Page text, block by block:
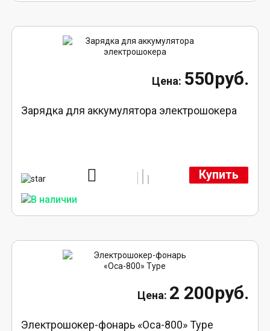
550руб.
Зарядка для аккумулятора электрошокера
Купить
2 200руб.
Электрошокер-фонарь «Оса-800» Type